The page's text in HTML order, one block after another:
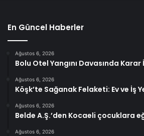
En Güncel Haberler
Ağustos 6, 2026
Bolu Otel Yangını Davasında
Ağustos 6, 2026
Köşk’te Sağanak Felaketi: Ev ve İş
Ağustos 6, 2026
Belde A.Ş.’den Kocaeli çocuklara
Ağustos 6, 2026